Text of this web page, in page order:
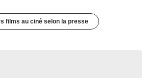
films au ciné selon la presse